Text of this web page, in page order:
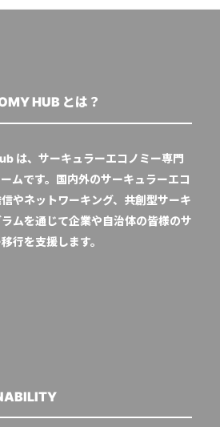
HUB とは？
は、サーキュラーエコノミー専門
ムです。国内外のサーキュラーエコ
やネットワーキング、共創型サーキ
ムを通じて企業や自治体の皆様のサ
行を支援します。